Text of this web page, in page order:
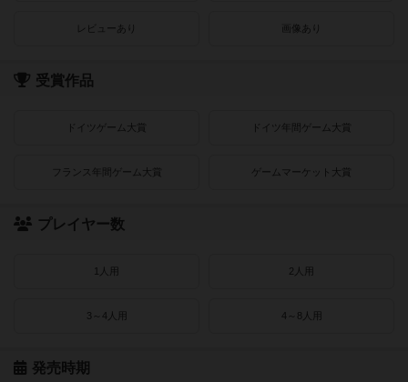
レビューあり 画像あり
受賞作品
ドイツゲーム大賞 ドイツ年間ゲーム大賞
フランス年間ゲーム大賞 ゲームマーケット大賞
プレイヤー数
1人用 2人用
3～4人用 4～8人用
発売時期